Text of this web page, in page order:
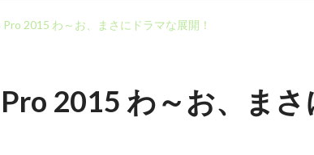
風弱く見た目よりできました2026年6月4日
Pro 2015 わ～お、まさにドラマな展開！
Pro 2015 わ～お、ま